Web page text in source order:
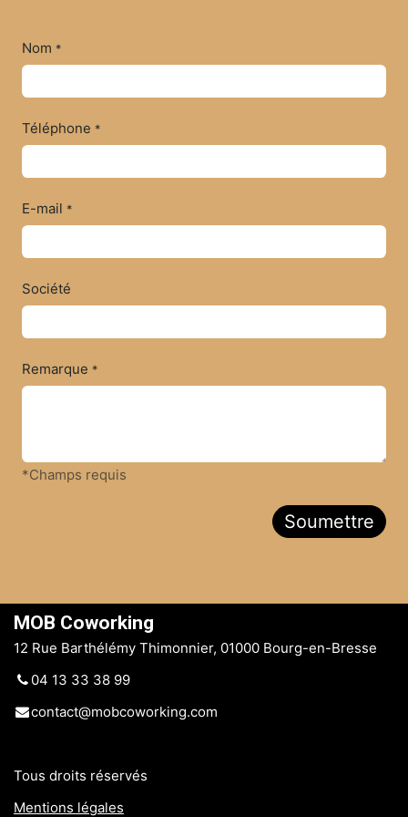
Nom *
Téléphone *
E-mail *
Société
Remarque *
*Champs requis
Soumettre
MOB Coworking
12 Rue Barthélémy Thimonnier, 01000 Bourg-en-Bresse
04 13 33 38 99
contact@mobcoworking.com
Tous droits réservés
Mentions légales